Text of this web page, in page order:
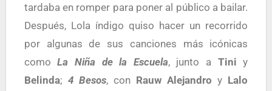
tardaba en romper para poner al público a bailar.
Después, Lola índigo quiso hacer un recorrido
por algunas de sus canciones más icónicas
comoLa Niña de la Escuela, junto a Tini y
Belinda; 4 Besos, con Rauw Alejandro y Lalo